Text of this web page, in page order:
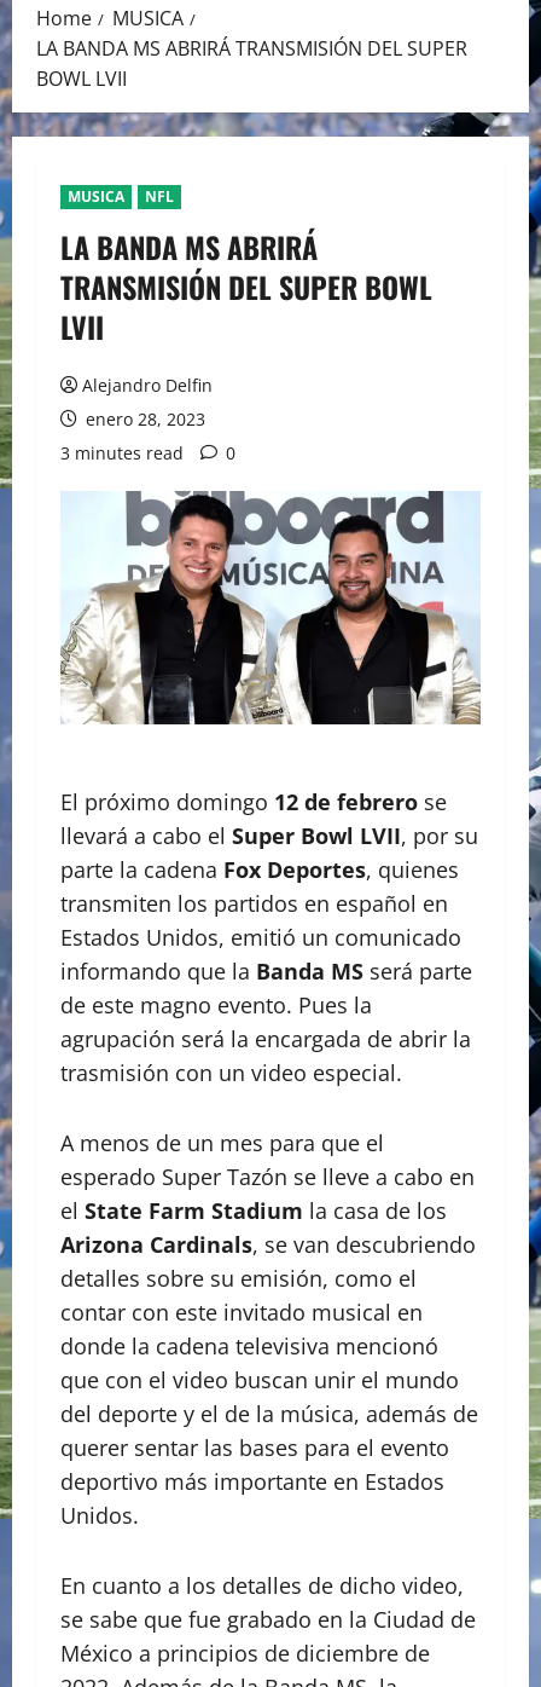
Home
MUSICA
LA BANDA MS ABRIRÁ TRANSMISIÓN DEL SUPER
BOWL LVII
MUSICA NFL
LA BANDA MS ABRIRÁ
TRANSMISIÓN DEL SUPER BOWL
LVII
Alejandro Delfin
enero 28, 2023
3 minutes read
0
El próximo domingo 12 de febrero se
llevará a cabo el Super Bowl LVII, por su
parte la cadena Fox Deportes, quienes
transmiten los partidos en español en
Estados Unidos, emitió un comunicado
informando que la Banda MS será parte
de este magno evento. Pues la
agrupación será la encargada de abrir la
trasmisión con un video especial.
A menos de un mes para que el
esperado Super Tazón se lleve a cabo en
el State Farm Stadium la casa de los
Arizona Cardinals, se van descubriendo
detalles sobre su emisión, como el
contar con este invitado musical en
donde la cadena televisiva mencionó
que con el video buscan unir el mundo
del deporte y el de la música, además de
querer sentar las bases para el evento
deportivo más importante en Estados
Unidos.
En cuanto a los detalles de dicho video,
se sabe que fue grabado en la Ciudad de
México a principios de diciembre de